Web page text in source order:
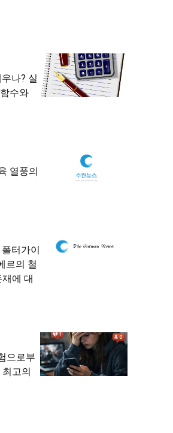
나? 실
수와
열풍의
폴터가이
르의 철
에 대
으로부
고의